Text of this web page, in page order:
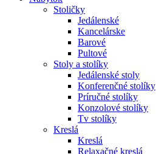
Stoličky
Jedálenské
Kancelárske
Barové
Pultové
Stoly a stolíky
Jedálenské stoly
Konferenčné stolíky
Príručné stolíky
Konzolové stolíky
Tv stolíky
Kreslá
Kreslá
Relaxačné kreslá